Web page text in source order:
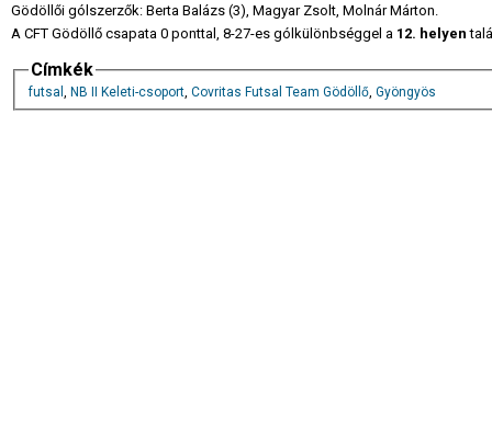
Gödöllői gólszerzők: Berta Balázs (3), Magyar Zsolt, Molnár Márton.
A CFT Gödöllő csapata 0 ponttal, 8-27-es gólkülönbséggel a 12. helyen
Címkék
futsal , NB II Keleti-csoport, Covritas Futsal Team Gödöllő, Gyöngyös